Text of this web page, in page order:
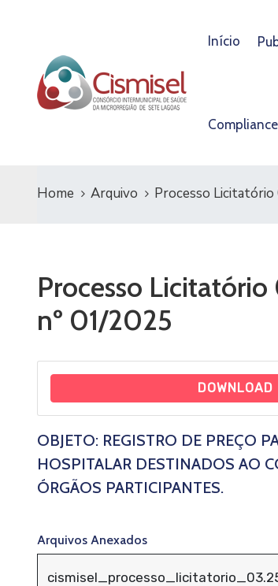
Início
Compliance
Home Arquivo Processo
Processo
nº 01/2025
DOWNLOAD
OBJETO: REGISTRO DE PREÇO
HOSPITALAR DESTINADOS AO
ÓRGÃOS PARTICIPANTES.
Arquivos Anexados